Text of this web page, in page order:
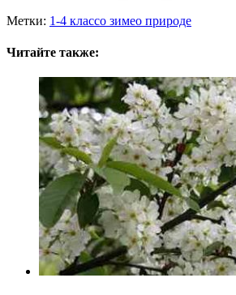
Метки: 1-4 классо зимео природе
Читайте также: